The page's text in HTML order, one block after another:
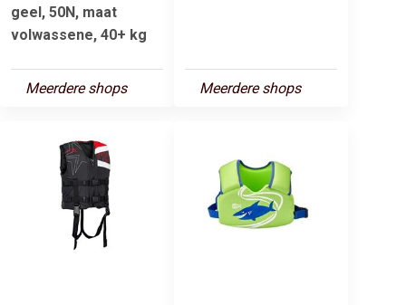
geel, 50N, maat
volwassene, 40+ kg
Meerdere shops Meerdere shops